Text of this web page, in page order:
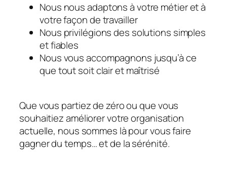
Nous nous adaptons à votre métier et à
votre façon de travailler
Nous privilégions des solutions simples
et fiables
Nous vous accompagnons jusqu’à ce
que tout soit clair et maîtrisé
Que vous partiez de zéro ou que vous
souhaitiez améliorer votre organisation
actuelle, nous sommes là pour vous faire
gagner du temps… et de la sérénité.